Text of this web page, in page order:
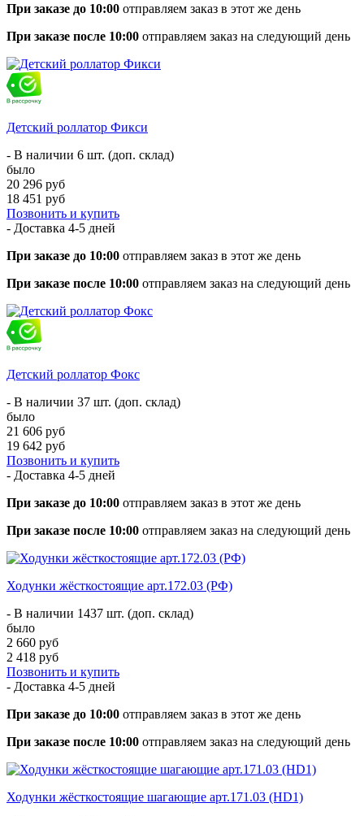
При заказе до 10:00 отправляем заказ в этот же день
При заказе после 10:00 отправляем заказ на следующий день
Детский роллатор Фикси
- В наличии 6 шт. (доп. склад)
было
20 296 руб
18 451 руб
Позвонить и купить
- Доставка 4-5 дней
При заказе до 10:00 отправляем заказ в этот же день
При заказе после 10:00 отправляем заказ на следующий день
Детский роллатор Фокс
- В наличии 37 шт. (доп. склад)
было
21 606 руб
19 642 руб
Позвонить и купить
- Доставка 4-5 дней
При заказе до 10:00 отправляем заказ в этот же день
При заказе после 10:00 отправляем заказ на следующий день
Ходунки жёсткостоящие арт.172.03 (РФ)
- В наличии 1437 шт. (доп. склад)
было
2 660 руб
2 418 руб
Позвонить и купить
- Доставка 4-5 дней
При заказе до 10:00 отправляем заказ в этот же день
При заказе после 10:00 отправляем заказ на следующий день
Ходунки жёсткостоящие шагающие арт.171.03 (HD1)